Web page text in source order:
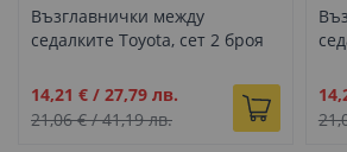
Възглавнички между
седалките Toyota, сет 2 броя
Промо
цена
14,21 € / 27,79 лв.
21,06 €/41,19 лв.